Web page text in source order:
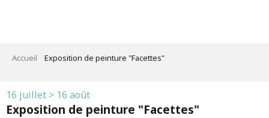
Accueil Exposition de peinture "Facettes"
16 juillet > 16 août
Exposition de peinture "Facettes"